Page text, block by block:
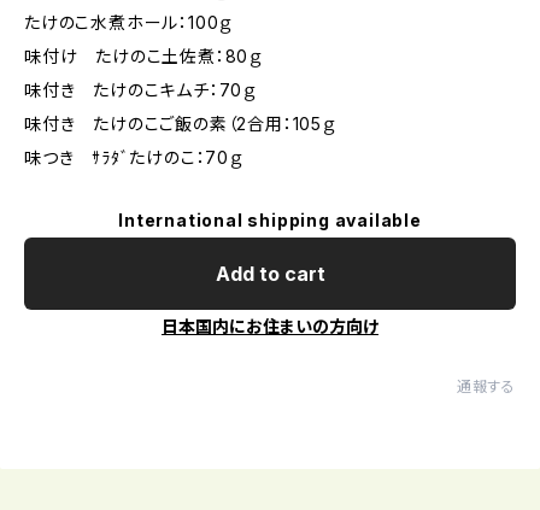
たけのこ水煮ホール：100ｇ
味付け たけのこ土佐煮：80ｇ
味付き たけのこキムチ：70ｇ
味付き たけのこご飯の素（2合用：105ｇ
味つき ｻﾗﾀﾞたけのこ：70ｇ
International shipping available
Add to cart
日本国内にお住まいの方向け
通報する